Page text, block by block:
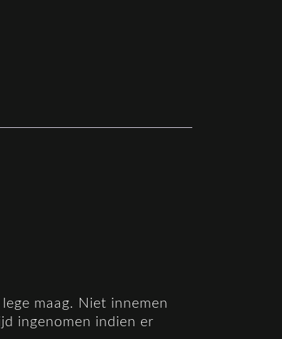
maag. Niet innemen
ingenomen indien er